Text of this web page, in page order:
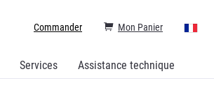
Services Assistance technique
Mon Panier
Commander